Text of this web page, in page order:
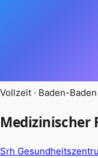
Vollzeit · Baden-Baden
Srh